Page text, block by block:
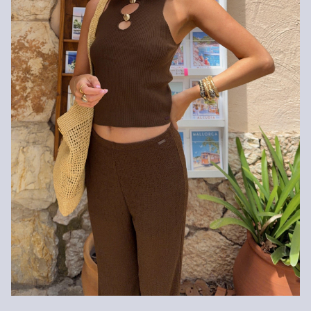
Kunden. Für VIP Kunden entfällt die Rückgabegebühr. Die
Versandkosten für die Rücklieferung werden vom
Rückerstattungsbetrag abgezogen.
Rückgabefrist
Gastkunden können ihre Artikel innerhalb von 14 Tagen nach
Erhalt der Ware an uns zurückschicken. Fashion Card und VIP
Kunden haben nach Erhalt der Ware 30 Tage Zeit, um ihre Artikel
an uns zurückzusenden.
Weitere Informationen sind unserer „ Hilfe & FAQ“ Seite zu
entnehmen.
Deine Retoure kannst du HIER online anmelden.